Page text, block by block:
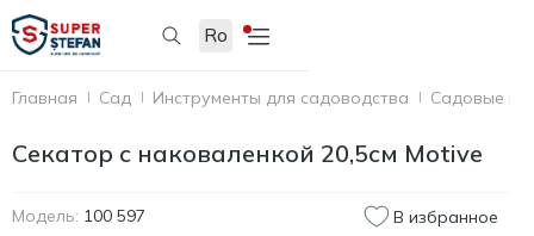
Ro
Главная Сад Инструменты для садоводства Садовые
Секатор с наковаленкой 20,5cм Motive
Модель: 100 597 В избранное